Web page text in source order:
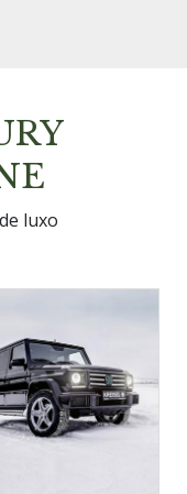
luxo